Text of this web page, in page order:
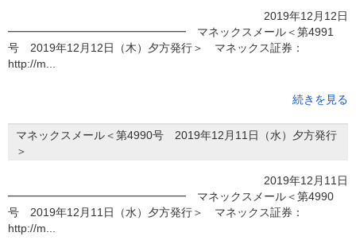
2019年12月12日
━━━━━━━━━━━━━━━━ マネックスメール＜第4991
号 2019年12月12日（木）夕方発行＞ マネックス証券：
http://m...
続きを見る
マネックスメール＜第4990号 2019年12月11日（水）夕方発行
＞
2019年12月11日
━━━━━━━━━━━━━━━━ マネックスメール＜第4990
号 2019年12月11日（水）夕方発行＞ マネックス証券：
http://m...